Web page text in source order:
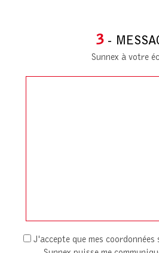
3 -
Sunnex à votre
J'accepte que mes